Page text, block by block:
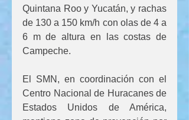
Quintana Roo y Yucatán, y rachas
de 130 a 150 km/h con olas de 4 a
6 m de altura en las costas de
Campeche.
El SMN, en coordinación con el
Centro Nacional de Huracanes de
Estados Unidos de América,